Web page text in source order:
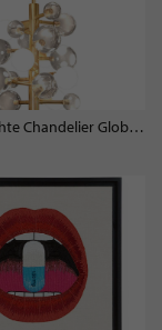
Deckenleuchte Chandelier Globo | Clear